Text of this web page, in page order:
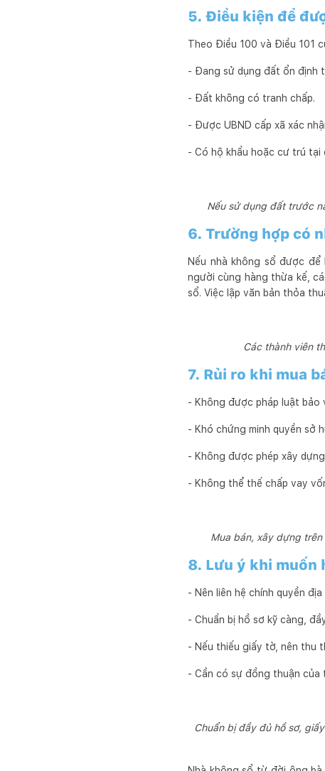
5. Điều kiện để
Theo Điều 100 và Điều 101
- Đang sử dụng đất ổn định
- Đất không có tranh chấp.
- Được UBND cấp xã xác
- Có hộ khẩu hoặc cư trú tại
Nếu sử dụng đất trước
6. Trường hợp có
Nếu nhà không sổ được
người cùng hàng thừa kế,
sổ. Việc lập văn bản thỏa
Các thành viên
7. Rủi ro khi mua
- Không được pháp luật bảo
- Khó chứng minh quyền sở
- Không được phép xây
- Không thể thế chấp vay
Mua bán, xây dựng
8. Lưu ý khi muốn
- Nên liên hệ chính quyền
- Chuẩn bị hồ sơ kỹ càng,
- Nếu thiếu giấy tờ, nên thu
- Cần có sự đồng thuận
Chuẩn bị đầy đủ hồ sơ,